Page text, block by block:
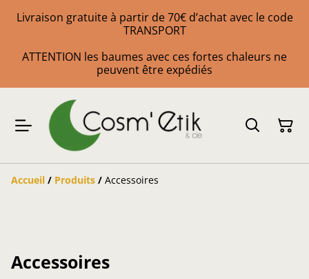
Livraison gratuite à partir de 70€ d’achat avec le code
TRANSPORT
ATTENTION les baumes avec ces fortes chaleurs ne
peuvent être expédiés
Accueil / Produits / Accessoires
Accessoires